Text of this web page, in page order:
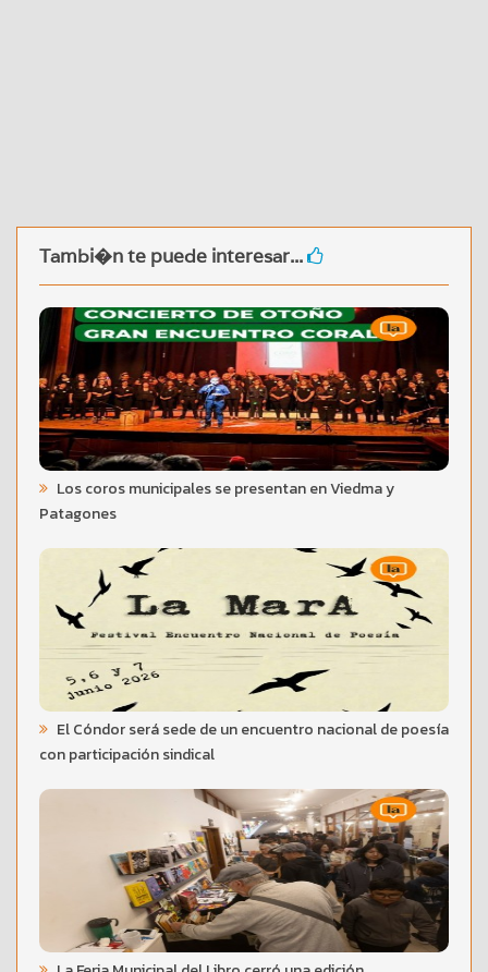
Tambi�n te puede interesar...
Los coros municipales se presentan en Viedma y
Patagones
El Cóndor será sede de un encuentro nacional de poesía
con participación sindical